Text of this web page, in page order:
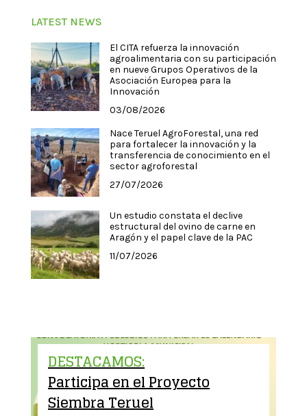
LATEST NEWS
El CITA refuerza la innovación
agroalimentaria con su participación
en nueve Grupos Operativos de la
Asociación Europea para la
Innovación
03/08/2026
Nace Teruel AgroForestal, una red
para fortalecer la innovación y la
transferencia de conocimiento en el
sector agroforestal
27/07/2026
Un estudio constata el declive
estructural del ovino de carne en
Aragón y el papel clave de la PAC
11/07/2026
DESTACAMOS:
Participa en el Proyecto
Siembra Teruel